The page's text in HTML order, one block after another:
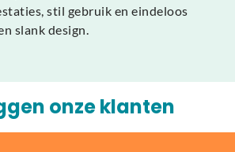
stil gebruik en eindeloos
slank design.
onze klanten